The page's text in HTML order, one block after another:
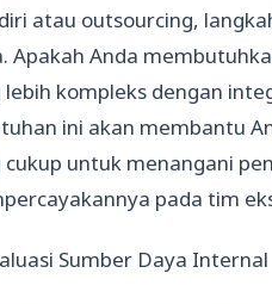
atau outsourcing,
Apakah Anda
lebih kompleks dengan
ini akan membantu
cukup untuk menangani
pada tim
Sumber Daya Internal